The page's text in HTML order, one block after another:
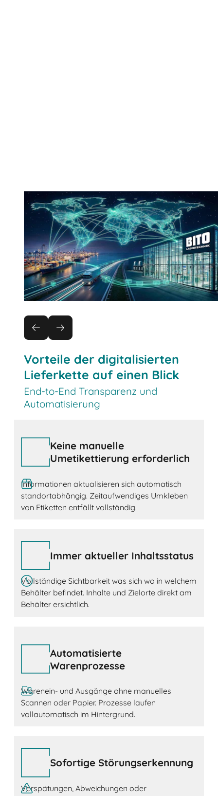
Lösungsvorteile anfordern
Vorteile der digitalisierten
Lieferkette auf einen Blick
End-to-End Transparenz und
Automatisierung
Keine manuelle
Umetikettierung erforderlich
Informationen aktualisieren sich automatisch
standortabhängig. Zeitaufwendiges Umkleben
von Etiketten entfällt vollständig.
Immer aktueller Inhaltsstatus
Vollständige Sichtbarkeit was sich wo in welchem
Behälter befindet. Inhalte und Zielorte direkt am
Behälter ersichtlich.
Automatisierte
Warenprozesse
Warenein- und Ausgänge ohne manuelles
Scannen oder Papier. Prozesse laufen
vollautomatisch im Hintergrund.
Sofortige Störungserkennung
Verspätungen, Abweichungen oder